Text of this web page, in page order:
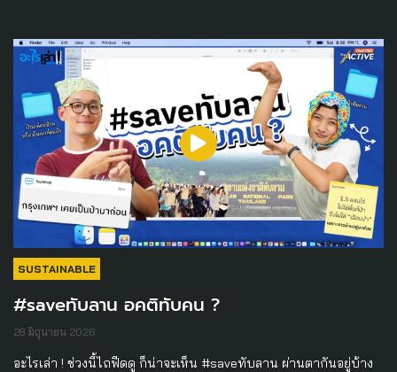
SUSTAINABLE
#saveทับลาน อคติทับคน ?
28 มิถุนายน 2026
อะไรเล่า ! ช่วงนี้ไถฟีดดู ก็น่าจะเห็น #saveทับลาน ผ่านตากันอยู่บ้าง